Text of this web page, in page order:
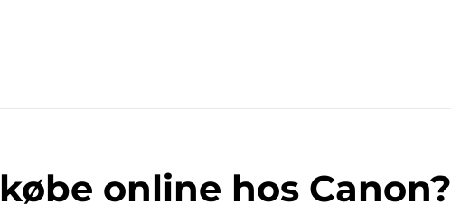
online hos Canon?